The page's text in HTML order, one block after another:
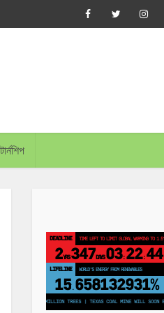
DEADLINE TIME LEFT TO LIMIT GLOBAL WARMING TO
2YRS 347DAYS 03: 22: 43
LIFELINE LAND PROTECTED BY INDIGENOUS PEOPLE
43,500,000km²
250 MILLION TREES | TEXAS COAL MINE WILL SOON BE